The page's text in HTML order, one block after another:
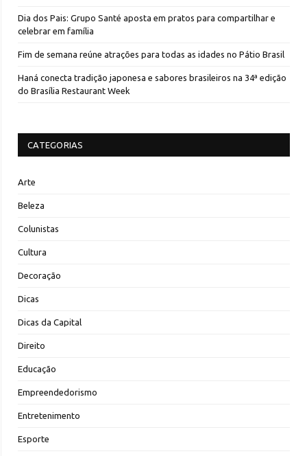
Dia dos Pais: Grupo Santé aposta em pratos para compartilhar e
celebrar em família
Fim de semana reúne atrações para todas as idades no Pátio Brasil
Haná conecta tradição japonesa e sabores brasileiros na 34ª edição
do Brasília Restaurant Week
CATEGORIAS
Arte
Beleza
Colunistas
Cultura
Decoração
Dicas
Dicas da Capital
Direito
Educação
Empreendedorismo
Entretenimento
Esporte